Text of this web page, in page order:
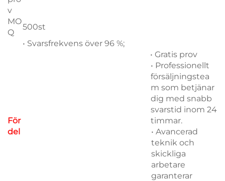
v
MO
Q
500st
För
del
• Svarsfrekvens över 96 %;
• Gratis prov
• Professionellt
försäljningstea
m som betjänar
dig med snabb
svarstid inom 24
timmar.
• Avancerad
teknik och
skickliga
arbetare
garanterar